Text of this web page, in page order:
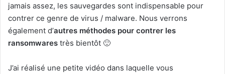
jamais assez, les sauvegardes sont indispensable pour
contrer ce genre de virus / malware. Nous verrons
également d’autres méthodes pour contrer les
ransomwares très bientôt 🙂
J’ai réalisé une petite vidéo dans laquelle vous